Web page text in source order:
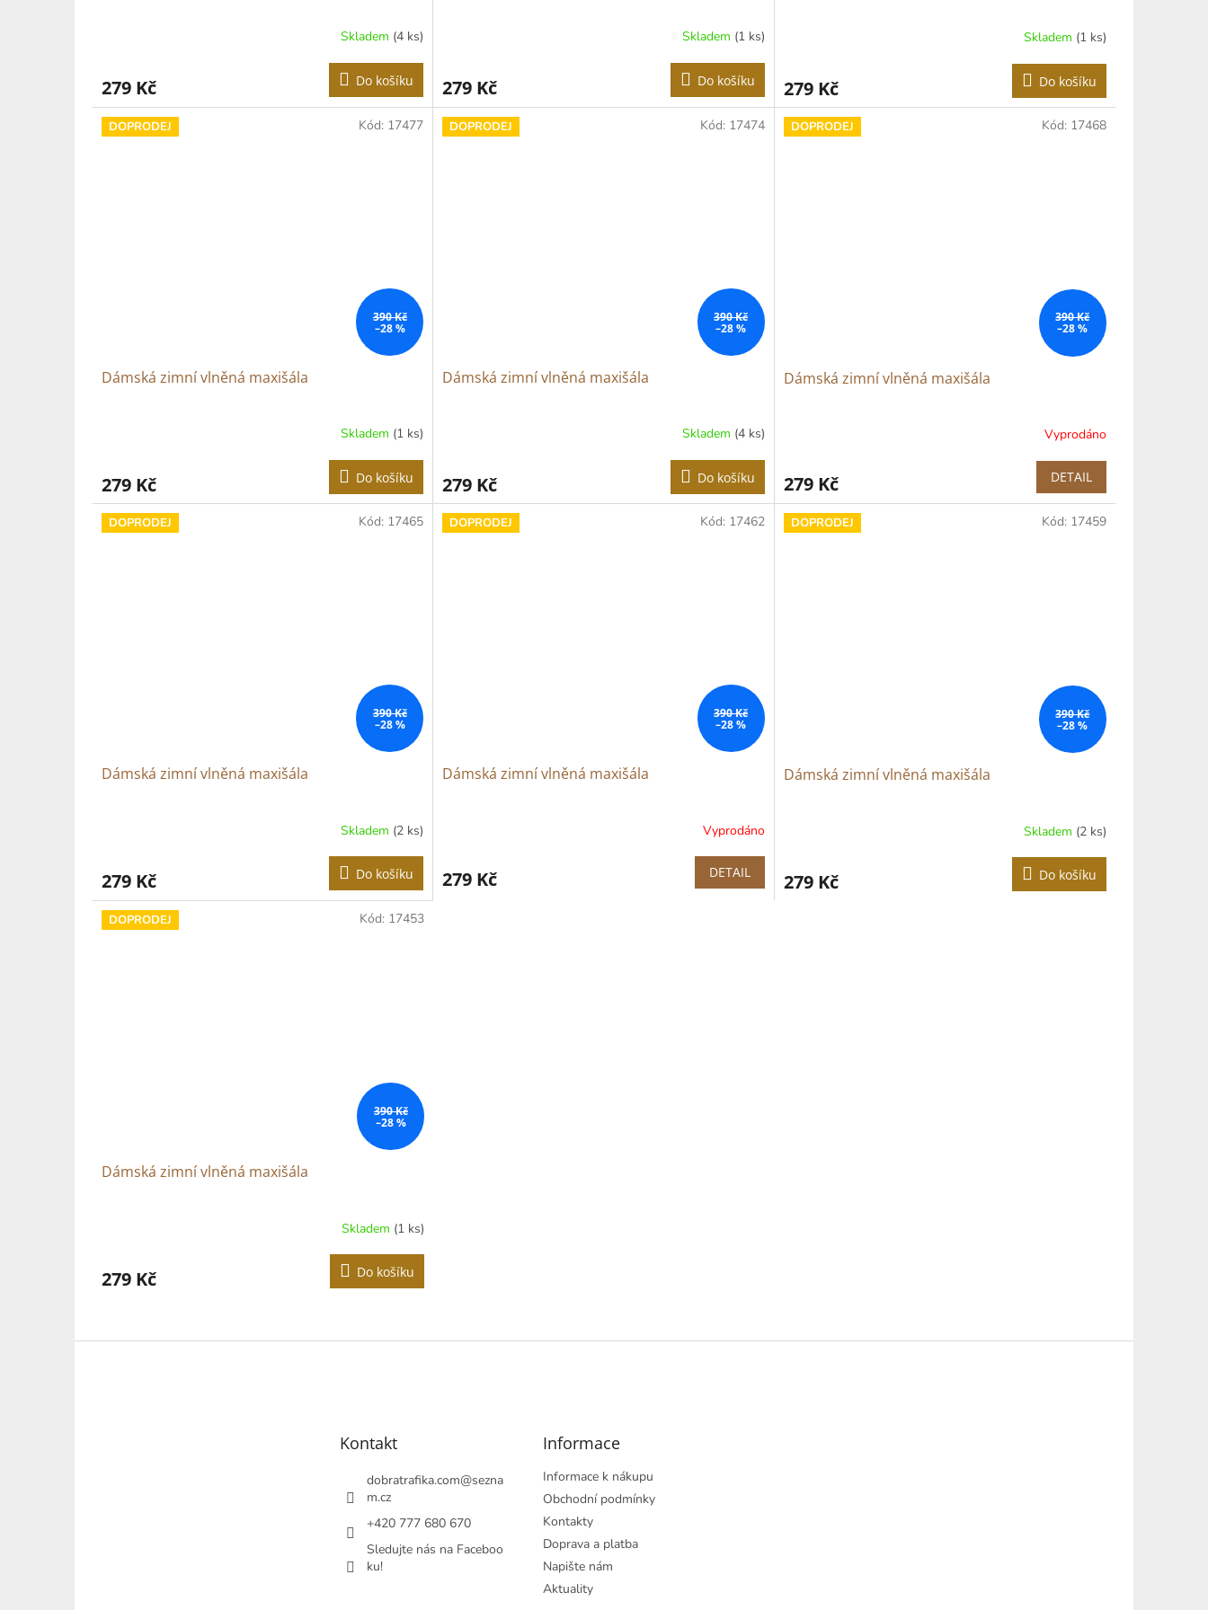
Skladem (4 ks)
279 Kč Do košíku
Skladem (1 ks)
279 Kč Do košíku
Skladem (1 ks)
279 Kč Do košíku
DOPRODEJ
390 Kč
–28 %
Dámská zimní vlněná maxišála
Skladem (1 ks)
279 Kč Do košíku
Kód: 17477 DOPRODEJ
390 Kč
–28 %
Dámská zimní vlněná maxišála
Skladem (4 ks)
279 Kč Do košíku
Kód: 17474 DOPRODEJ
390 Kč
–28 %
Dámská zimní vlněná maxišála
Vyprodáno
279 Kč DETAIL
Kód: 17468
DOPRODEJ
390 Kč
–28 %
Dámská zimní vlněná maxišála
Skladem (2 ks)
279 Kč Do košíku
Kód: 17465 DOPRODEJ
390 Kč
–28 %
Dámská zimní vlněná maxišála
Vyprodáno
279 Kč DETAIL
Kód: 17462 DOPRODEJ
390 Kč
–28 %
Dámská zimní vlněná maxišála
Skladem (2 ks)
279 Kč Do košíku
Kód: 17459
DOPRODEJ
390 Kč
–28 %
Dámská zimní vlněná maxišála
Skladem (1 ks)
279 Kč Do košíku
Kód: 17453
v
í
r
v
k
v
ý
p
Kontakt
dobratrafika.com@sezna
m.cz
+420 777 680 670
Sledujte nás na Faceboo
ku!
Informace
Informace k nákupu
Obchodní podmínky
Kontakty
Doprava a platba
Napište nám
Aktuality